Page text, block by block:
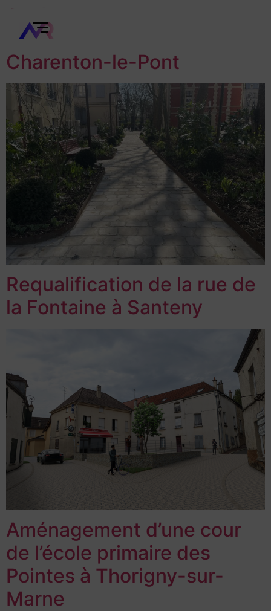
Aménagement des Jardins
de l’Hôtel de Ville à
Charenton-le-Pont
Requalification de la rue de
la Fontaine à Santeny
Aménagement d’une cour
de l’école primaire des
Pointes à Thorigny-sur-
Marne